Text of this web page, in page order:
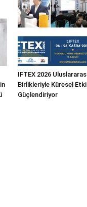
IFTEX 2026
Birlikleriyle Küresel
Güçlendiriyor